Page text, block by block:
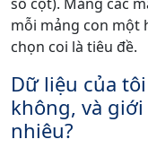
mỗi mảng con một
chọn coi là tiêu đề.
Dữ liệu của
không, và
nhiêu?